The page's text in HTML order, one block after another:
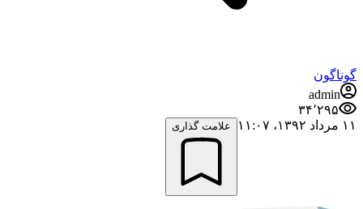
گوناگون
admin
۳۴٬۲۹۵
۱۱ مرداد ۱۳۹۲،‏ ۱۱:۰۷
علامت گذاری